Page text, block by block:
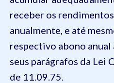
receber os
anualmente, e até
respectivo abono anual
seus parágrafos da Lei
de 11.09.75.